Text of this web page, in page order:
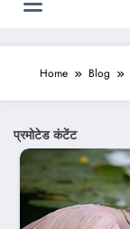
Home Blog